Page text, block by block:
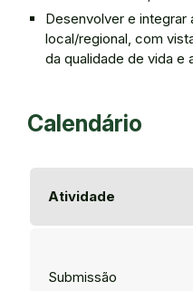
Desenvolver e
local/regional, com
da qualidade de vida e
Calendário
Atividade
Submissão